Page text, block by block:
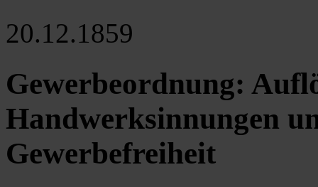
20.12.1859
Gewerbeordnung:
Handwerksinnungen
Gewerbefreiheit